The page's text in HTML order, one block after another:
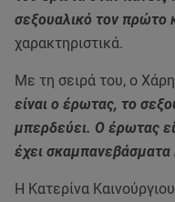
σεξουαλικό τον πρώτο
χαρακτηριστικά.
Με τη σειρά του, ο
είναι ο έρωτας, το
μπερδεύει. Ο έρωτας
έχει σκαμπανεβάσματα
Η Κατερίνα